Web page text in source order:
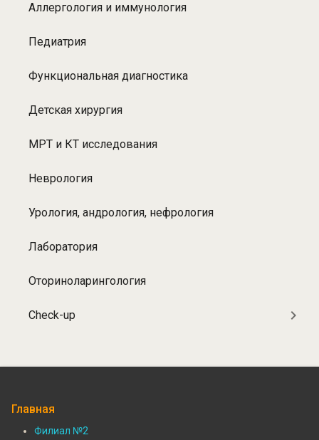
Разделы:
Платные
услуги
Аллергология и иммунология
Педиатрия
Функциональная диагностика
Детская хирургия
МРТ и КТ исследования
Неврология
Урология, андрология, нефрология
Лаборатория
Оториноларингология
Check-up
Главная
Филиал №2